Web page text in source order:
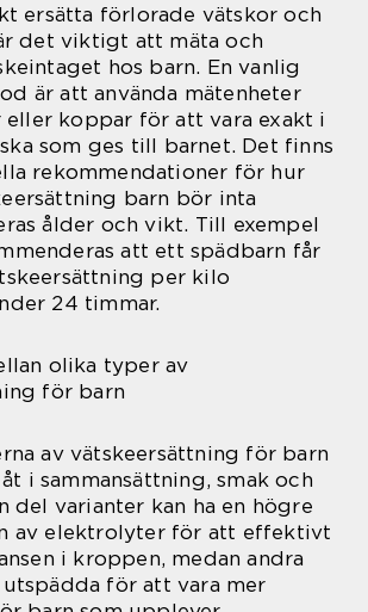
ersätta förlorade vätskor och
det viktigt att mäta och
hos barn. En vanlig
är att använda mätenheter
koppar för att vara exakt i
som ges till barnet. Det finns
rekommendationer för hur
barn bör inta
ålder och vikt. Till exempel
att ett spädbarn får
per kilo
24 timmar.
olika typer av
för barn
av vätskeersättning för barn
i sammansättning, smak och
del varianter kan ha en högre
av elektrolyter för att effektivt
i kroppen, medan andra
utspädda för att vara mer